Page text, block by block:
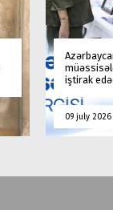
iştirak
09 july 2026